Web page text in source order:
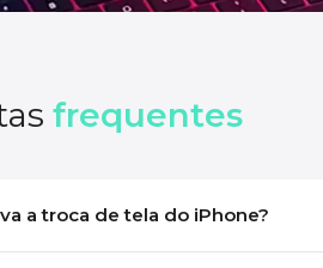
frequentes
a troca de tela do iPhone?